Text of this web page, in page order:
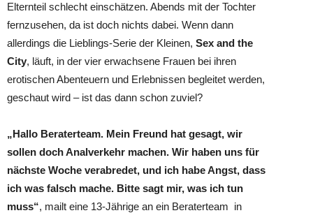
Elternteil schlecht einschätzen. Abends mit der Tochter
fernzusehen, da ist doch nichts dabei. Wenn dann
allerdings die Lieblings-Serie der Kleinen, Sex and the
City, läuft, in der vier erwachsene Frauen bei ihren
erotischen Abenteuern und Erlebnissen begleitet werden,
geschaut wird – ist das dann schon zuviel?
„Hallo Beraterteam. Mein Freund hat gesagt, wir
sollen doch Analverkehr machen. Wir haben uns für
nächste Woche verabredet, und ich habe Angst, dass
ich was falsch mache. Bitte sagt mir, was ich tun
muss“, mailt eine 13-Jährige an ein Beraterteam in